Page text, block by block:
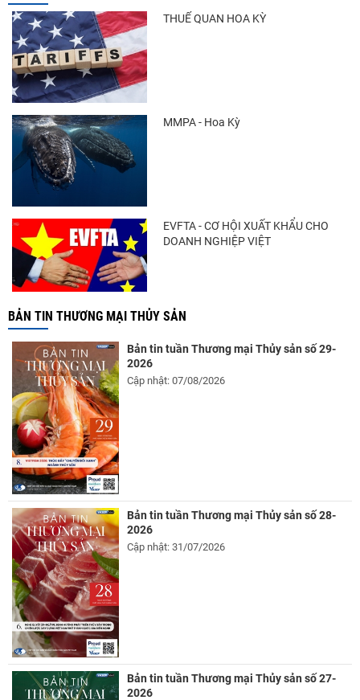
Trung Quốc tăng mạnh nhập khẩu mực,
Còn chưa đầy 3 tuần đến Vietfish 2026: Sẵn
THUẾ QUAN HOA KỲ
MMPA - Hoa Kỳ
EVFTA - CƠ HỘI XUẤT KHẨU CHO
DOANH NGHIỆP VIỆT
BẢN TIN THƯƠNG MẠI THỦY SẢN
Bản tin tuần Thương mại Thủy sản số 29-
2026
Cập nhật: 07/08/2026
Bản tin tuần Thương mại Thủy sản số 28-
2026
Cập nhật: 31/07/2026
Bản tin tuần Thương mại Thủy sản số 27-
2026